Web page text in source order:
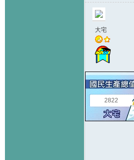
大宅
2822